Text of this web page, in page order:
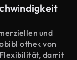
und
von
damit